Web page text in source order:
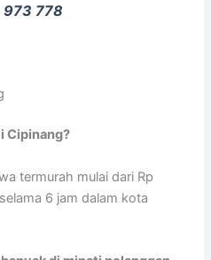
973 778
Cipinang?
termurah mulai dari Rp
6 jam dalam kota